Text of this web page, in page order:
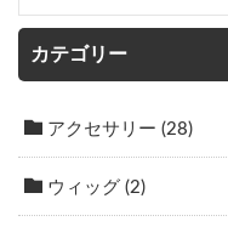
カテゴリー
アクセサリー (28)
ウィッグ (2)